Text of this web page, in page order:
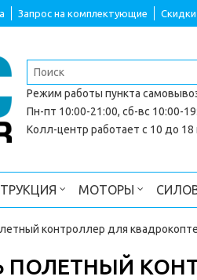
Запрос на комплектующие Скидки
Режим работы пункта
Пн-пт 10:00-21:00, сб-вс 10:00-
Колл-центр работает с 10 до 18
МОТОРЫ
контроллер для
ПОЛЕТНЫЙ